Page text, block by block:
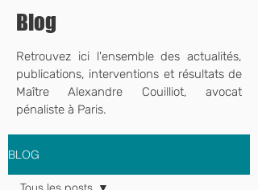
Blog
Retrouvez ici l'ensemble des actualités,
publications, interventions et résultats de
Maître Alexandre Couilliot, avocat
pénaliste à Paris.
BLOG